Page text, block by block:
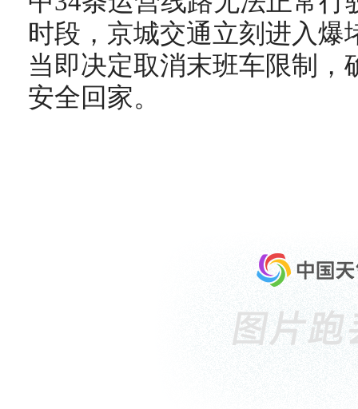
时段，京城交通立刻进入爆
当即决定取消末班车限制，
安全回家。